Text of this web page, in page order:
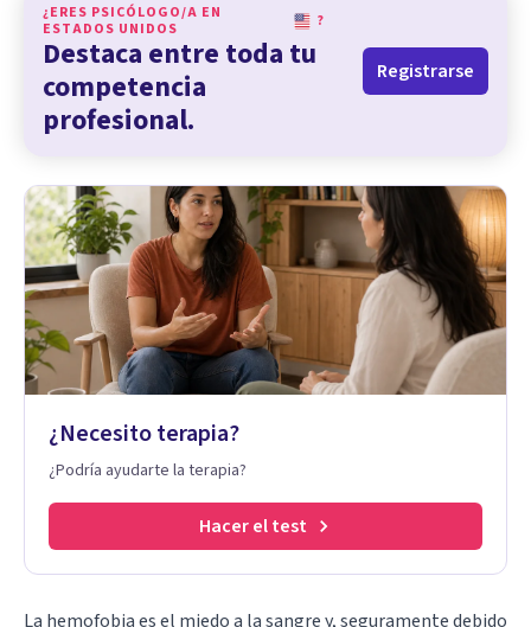
¿ERES PSICÓLOGO/A EN
ESTADOS UNIDOS
?
Destaca entre toda tu
competencia
profesional.
Registrarse
¿Necesito terapia?
¿Podría ayudarte la terapia?
Hacer el test
La hemofobia es el miedo a la sangre y, seguramente debido